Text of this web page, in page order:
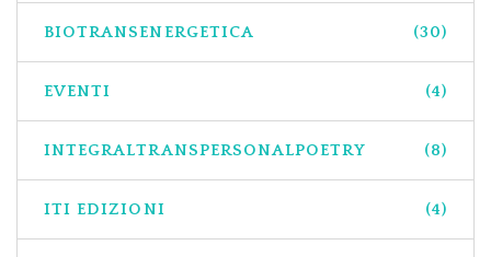
BIOTRANSENERGETICA (30)
EVENTI (4)
INTEGRALTRANSPERSONALPOETRY (8)
ITI EDIZIONI (4)